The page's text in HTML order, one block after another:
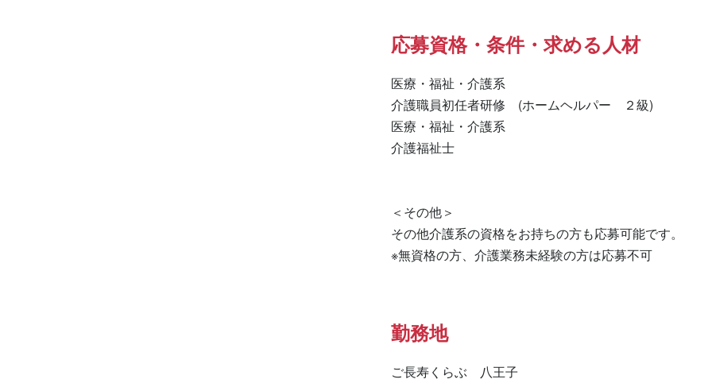
応募資格・条件・求める人材
医療・福祉・介護系
介護職員初任者研修　(ホームヘルパー　２級)
医療・福祉・介護系
介護福祉士
＜その他＞
その他介護系の資格をお持ちの方も応募可能です。
※無資格の方、介護業務未経験の方は応募不可
勤務地
ご長寿くらぶ　八王子